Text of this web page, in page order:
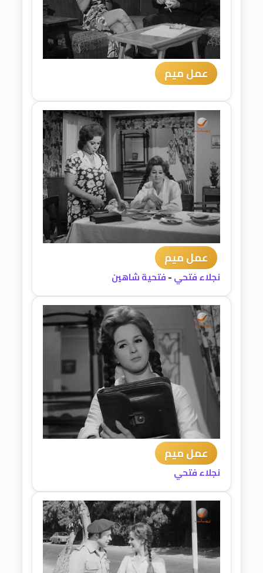
عمل ميم
عمل ميم
نجلاء فتحي-فتحية شاهين
عمل ميم
نجلاء فتحي